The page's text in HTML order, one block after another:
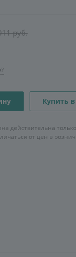
руб.
Купить
действительна
от цен в